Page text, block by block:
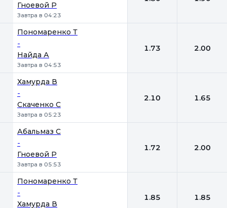
Гноевой Р
Завтра в 04:23
Пономаренко Т
-
Найда А
Завтра в 04:53
1.73 2.00
Хамурда В
-
Скаченко С
Завтра в 05:23
2.10 1.65
Абальмаз С
-
Гноевой Р
Завтра в 05:53
1.72 2.00
Пономаренко Т
-
Хамурда В
1.85 1.85